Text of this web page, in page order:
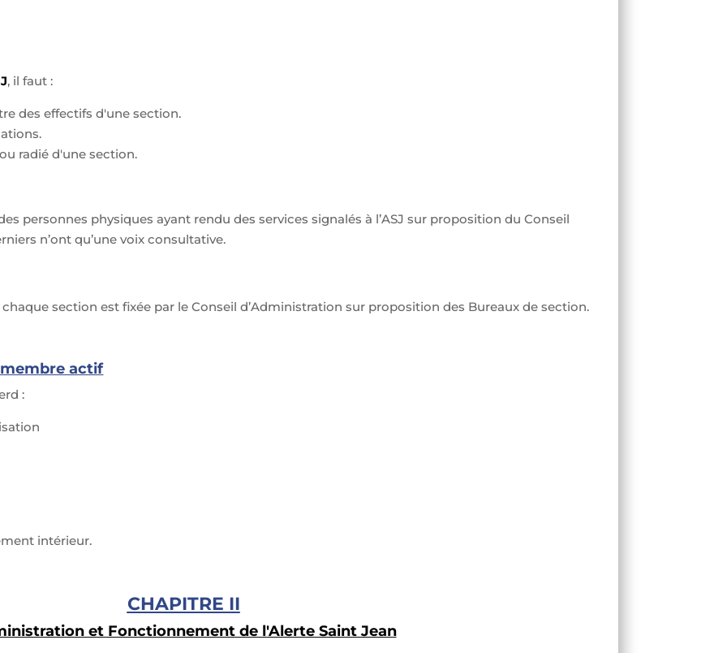
, il faut :
des effectifs d'une section.
radié d'une section.
personnes physiques ayant rendu des services signalés à l’ASJ sur proposition du Conseil
n’ont qu’une voix consultative.
section est fixée par le Conseil d’Administration sur proposition des Bureaux de section.
actif
:
intérieur.
CHAPITRE II
et Fonctionnement de l'Alerte Saint Jean